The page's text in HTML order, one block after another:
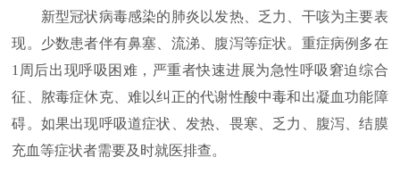
新型冠状病毒感染的肺炎以发热、乏力、干咳为主要表
现。少数患者伴有鼻塞、流涕、腹泻等症状。重症病例多在
1周后出现呼吸困难，严重者快速进展为急性呼吸窘迫综合
征、脓毒症休克、难以纠正的代谢性酸中毒和出凝血功能障
碍。如果出现呼吸道症状、发热、畏寒、乏力、腹泻、结膜
充血等症状者需要及时就医排查。